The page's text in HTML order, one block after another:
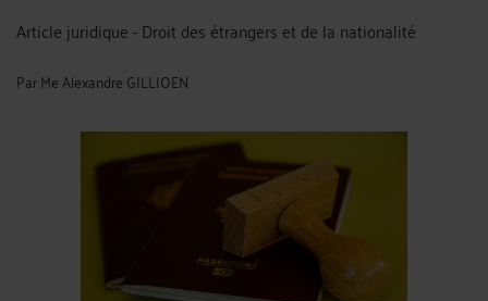
Article juridique - Droit des étrangers et de la nationalité
ParMe Alexandre GILLIOEN